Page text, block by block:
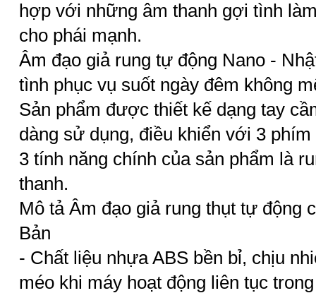
hợp với những âm thanh gợi tình
cho phái mạnh.
Âm đạo giả rung tự động Nano -
tình phục vụ suốt ngày đêm không
Sản phẩm được thiết kế dạng tay
dàng sử dụng, điều khiển với 3
3 tính năng chính của sản phẩm là
thanh.
Mô tả Âm đạo giả rung thụt tự động
Bản
- Chất liệu nhựa ABS bền bỉ, chịu
méo khi máy hoạt động liên tục